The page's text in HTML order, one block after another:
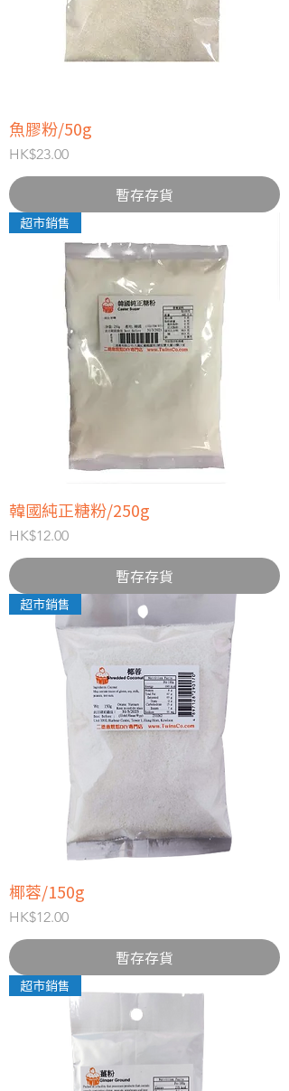
魚膠粉/50g
價格
HK$23.00
暫存存貨
超市銷售
韓國純正糖粉/250g
價格
HK$12.00
暫存存貨
超市銷售
椰蓉/150g
價格
HK$12.00
暫存存貨
超市銷售